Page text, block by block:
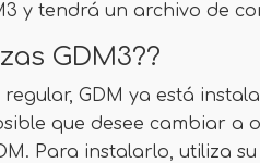
y tendrá un archivo de
GDM3??
GDM ya está
que desee cambiar a
Para instalarlo, utiliza